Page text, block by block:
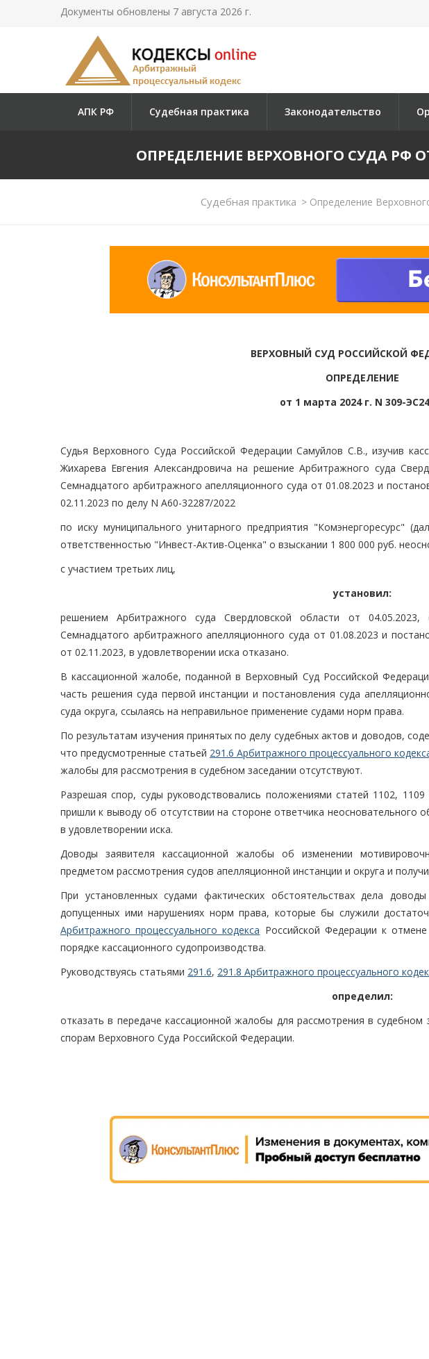
Документы обновлены 7 августа 2026 г.
АПК РФ Судебная практика Законодательство
ОПРЕДЕЛЕНИЕ ВЕРХОВНОГО СУДА РФ ОТ
Судебная практика >Определение
ВЕРХОВНЫЙ СУД РОССИЙСКОЙ
ОПРЕДЕЛЕНИЕ
от 1 марта 2024 г. N 309-
Судья Верховного Суда Российской Федерации Самуйлов С.В., изучив
Жихарева Евгения Александровича на решение Арбитражного суда
Семнадцатого арбитражного апелляционного суда от 01.08.2023 и
02.11.2023 по делу N А60-32287/2022
по иску муниципального унитарного предприятия "Комэнергоресурс"
ответственностью "Инвест-Актив-Оценка" о взыскании 1 800 000 руб.
с участием третьих лиц,
установил:
решением Арбитражного суда Свердловской области от 04.05.2023,
Семнадцатого арбитражного апелляционного суда от 01.08.2023 и
от 02.11.2023, в удовлетворении иска отказано.
В кассационной жалобе, поданной в Верховный Суд Российской
часть решения суда первой инстанции и постановления суда
суда округа, ссылаясь на неправильное применение судами норм права.
По результатам изучения принятых по делу судебных актов и доводов,
что предусмотренные статьей 291.6 Арбитражного процессуального
жалобы для рассмотрения в судебном заседании отсутствуют.
Разрешая спор, суды руководствовались положениями статей 1102,
пришли к выводу об отсутствии на стороне ответчика неосновательного
в удовлетворении иска.
Доводы заявителя кассационной жалобы об изменении
предметом рассмотрения судов апелляционной инстанции и округа и
При установленных судами фактических обстоятельствах дела
допущенных ими нарушениях норм права, которые бы служили
Арбитражного процессуального кодекса Российской Федерации к
порядке кассационного судопроизводства.
Руководствуясь статьями 291.6, 291.8 Арбитражного процессуального
определил:
отказать в передаче кассационной жалобы для рассмотрения в судебном
спорам Верховного Суда Российской Федерации.